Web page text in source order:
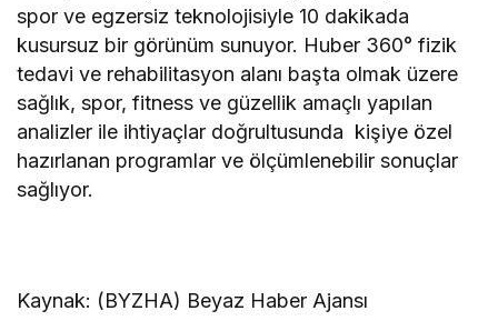
spor ve egzersiz teknolojisiyle 10 dakikada
kusursuz bir görünüm sunuyor. Huber 360° fizik
tedavi ve rehabilitasyon alanı başta olmak üzere
sağlık, spor, fitness ve güzellik amaçlı yapılan
analizler ile ihtiyaçlar doğrultusunda kişiye özel
hazırlanan programlar ve ölçümlenebilir sonuçlar
sağlıyor.
Kaynak: (BYZHA) Beyaz Haber Ajansı